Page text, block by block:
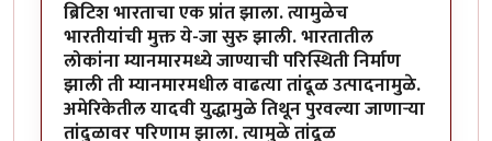
ब्रिटिश भारताचा एक प्रांत झाला. त्यामुळेच
भारतीयांची मुक्त ये-जा सुरु झाली. भारतातील
लोकांना म्यानमारमध्ये जाण्याची परिस्थिती निर्माण
झाली ती म्यानमारमधील वाढत्या तांदूळ उत्पादनामुळे.
अमेरिकेतील यादवी युद्धामुळे तिथून पुरवल्या जाणाऱ्या
तांदुळावर परिणाम झाला. त्यामुळे तांदूळ